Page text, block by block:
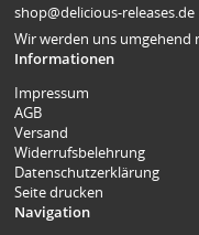
shop@delicious-releases.de
Wir werden uns umgehend
Informationen
Impressum
AGB
Versand
Widerrufsbelehrung
Datenschutzerklärung
Seite drucken
Navigation